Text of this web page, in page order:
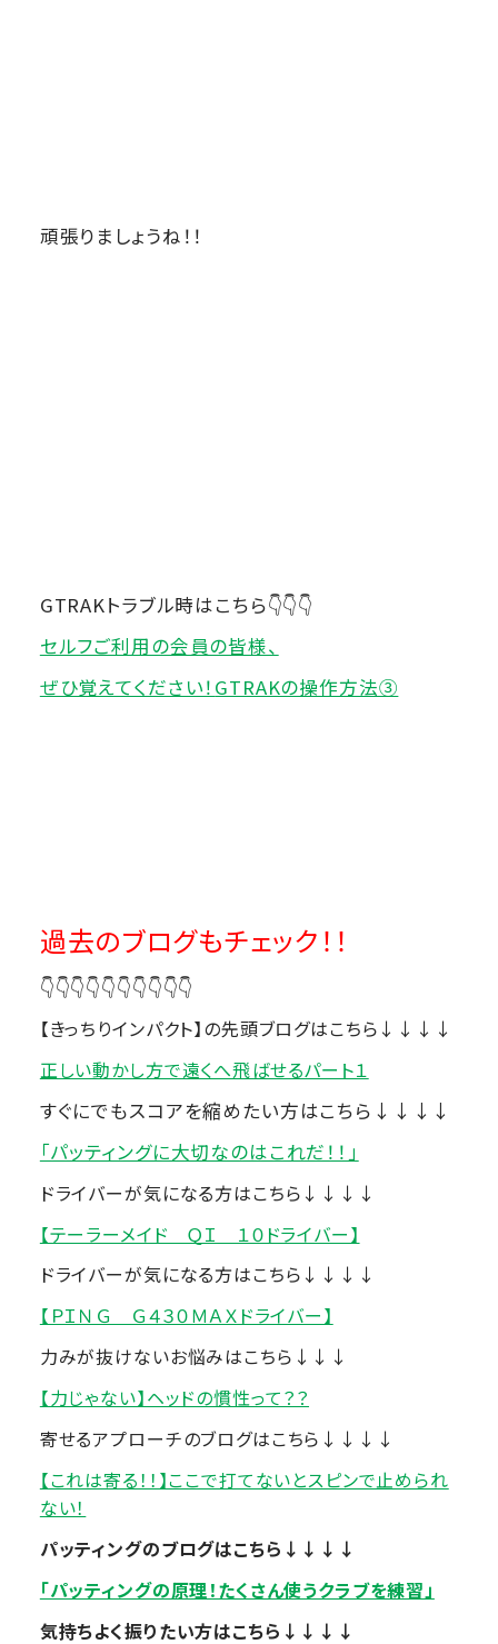
頑張りましょうね！！
GTRAKトラブル時はこちら👇👇👇
セルフご利用の会員の皆様、
ぜひ覚えてください！ GTRAKの操作方法③
過去のブログもチェック！！
👇👇👇👇👇👇👇👇👇👇
【きっちりインパクト】の先頭ブログはこちら↓↓↓↓
正しい動かし方で遠くへ飛ばせるパート１
すぐにでもスコアを縮めたい方はこちら↓↓↓↓
「パッティングに大切なのはこれだ！！」
ドライバーが気になる方はこちら↓↓↓↓
【テーラーメイド ＱＩ １０ドライバー】
ドライバーが気になる方はこちら↓↓↓↓
【ＰＩＮＧ Ｇ４３０ＭＡＸドライバー】
力みが抜けないお悩みはこちら↓↓↓
【力じゃない】ヘッドの慣性って？？
寄せるアプローチのブログはこちら↓↓↓↓
【これは寄る！！】ここで打てないとスピンで止められ
ない！
パッティングのブログはこちら↓↓↓↓
「パッティングの原理！たくさん使うクラブを練習」
気持ちよく振りたい方はこちら↓↓↓↓